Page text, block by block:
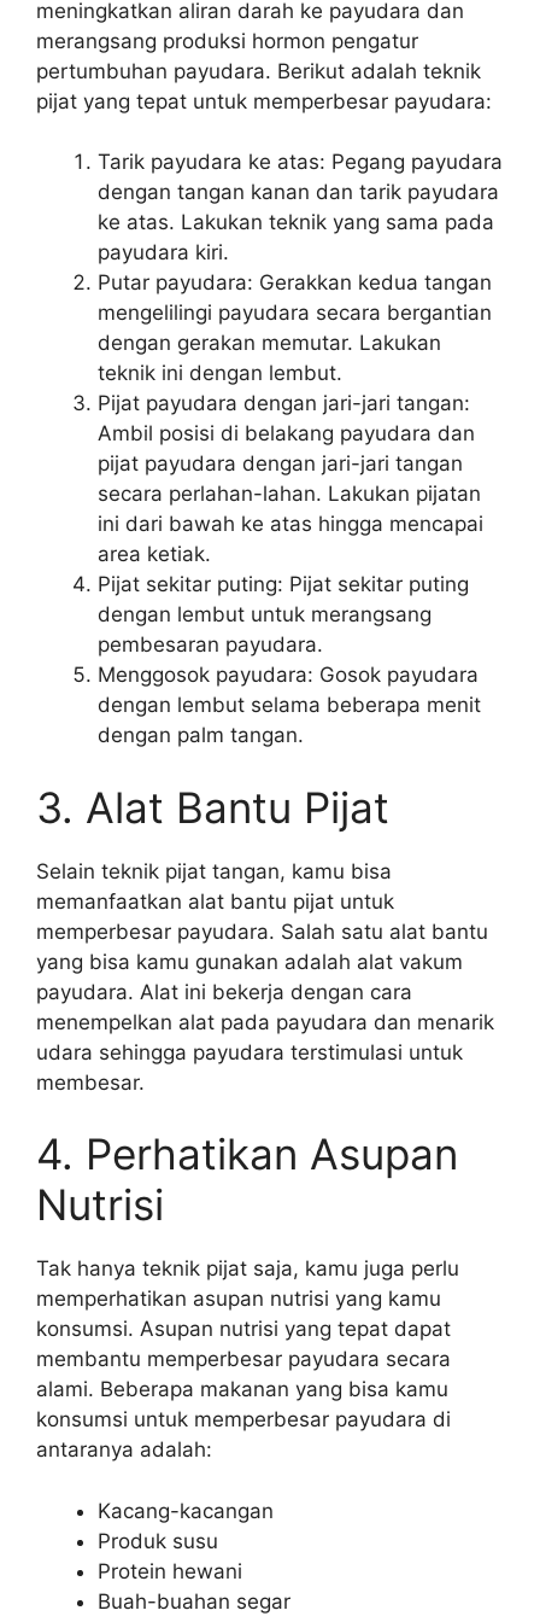
meningkatkan aliran darah ke payudara dan
merangsang produksi hormon pengatur
pertumbuhan payudara. Berikut adalah teknik
pijat yang tepat untuk memperbesar payudara:
Tarik payudara ke atas: Pegang payudara
dengan tangan kanan dan tarik payudara
ke atas. Lakukan teknik yang sama pada
payudara kiri.
Putar payudara: Gerakkan kedua tangan
mengelilingi payudara secara bergantian
dengan gerakan memutar. Lakukan
teknik ini dengan lembut.
Pijat payudara dengan jari-jari tangan:
Ambil posisi di belakang payudara dan
pijat payudara dengan jari-jari tangan
secara perlahan-lahan. Lakukan pijatan
ini dari bawah ke atas hingga mencapai
area ketiak.
Pijat sekitar puting: Pijat sekitar puting
dengan lembut untuk merangsang
pembesaran payudara.
Menggosok payudara: Gosok payudara
dengan lembut selama beberapa menit
dengan palm tangan.
3. Alat Bantu Pijat
Selain teknik pijat tangan, kamu bisa
memanfaatkan alat bantu pijat untuk
memperbesar payudara. Salah satu alat bantu
yang bisa kamu gunakan adalah alat vakum
payudara. Alat ini bekerja dengan cara
menempelkan alat pada payudara dan menarik
udara sehingga payudara terstimulasi untuk
membesar.
4. Perhatikan Asupan
Nutrisi
Tak hanya teknik pijat saja, kamu juga perlu
memperhatikan asupan nutrisi yang kamu
konsumsi. Asupan nutrisi yang tepat dapat
membantu memperbesar payudara secara
alami. Beberapa makanan yang bisa kamu
konsumsi untuk memperbesar payudara di
antaranya adalah:
Kacang-kacangan
Produk susu
Protein hewani
Buah-buahan segar